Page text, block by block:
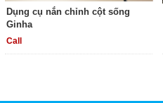
Dụng cụ nắn chỉnh cột sống
Ginha
Call